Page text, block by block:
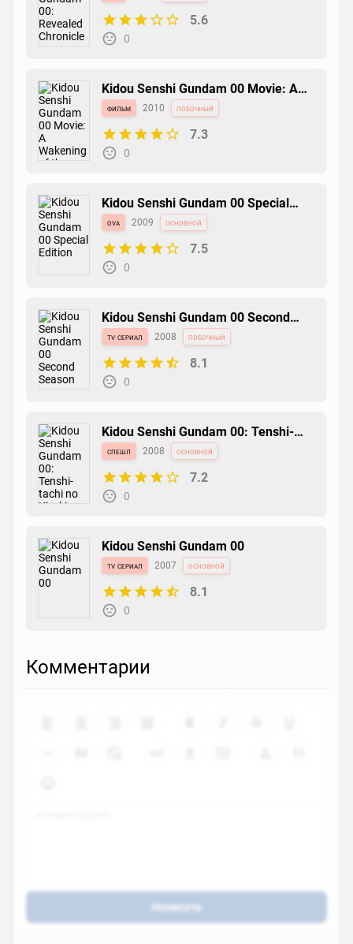
5.6
0
Kidou Senshi Gundam 00 Movie: A
Wakening of the Trailblazer
фильм 2010 побочный
7.3
0
Kidou Senshi Gundam 00 Special
Edition
ova 2009 основной
7.5
0
Kidou Senshi Gundam 00 Second
Season
tv сериал 2008 побочный
8.1
0
Kidou Senshi Gundam 00: Tenshi-
tachi no Kiseki
спешл 2008 основной
7.2
0
Kidou Senshi Gundam 00
tv сериал 2007 основной
8.1
0
Комментарии
Написать